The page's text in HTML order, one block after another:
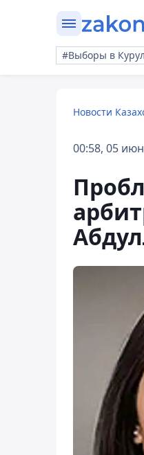
#Выборы в
Новости
00:58, 05